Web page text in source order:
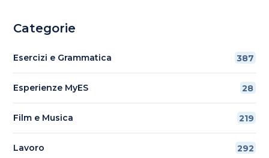
Categorie
Esercizi e Grammatica 387
Esperienze MyES 28
Film e Musica 219
Lavoro 292